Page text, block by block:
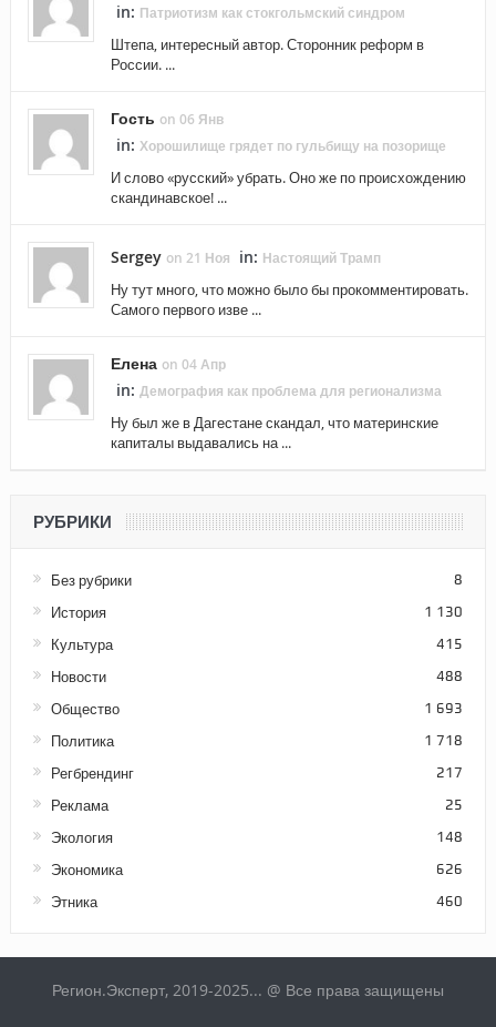
in: Патриотизм как стокгольмский синдром
Штепа, интересный автор. Сторонник реформ в
России. ...
Гость on 06 Янв
in: Хорошилище грядет по гульбищу на позорище
И слово «русский» убрать. Оно же по происхождению
скандинавское! ...
Sergey on 21 Ноя in: Настоящий Трамп
Ну тут много, что можно было бы прокомментировать.
Самого первого изве ...
Елена on 04 Апр
in: Демография как проблема для регионализма
Ну был же в Дагестане скандал, что материнские
капиталы выдавались на ...
РУБРИКИ
Без рубрики 8
История 1 130
Культура 415
Новости 488
Общество 1 693
Политика 1 718
Регбрендинг 217
Реклама 25
Экология 148
Экономика 626
Этника 460
Регион.Эксперт, 2019-2025... @ Все права защищены